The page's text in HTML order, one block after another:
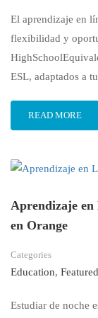
El aprendizaje en
flexibilidad y
ESL, adaptados a
READ MORE
Aprendizaje en
en Orange
Categories
Education, Featured
Estudiar de noche